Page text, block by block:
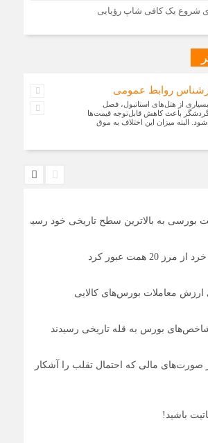
شروع یک کافی شاپ رؤیایی
روابط عمومی
از هتل‌های استانبول، فصل
باعث کاهش قابل‌توجه قیمت‌ها
البته میزان این اختلاف به موق
20 همت عبور کرد
بورس به قله تاریخی رسیدند
صورت‌های مالی که احتمال تقلب را آشکار
باشید!